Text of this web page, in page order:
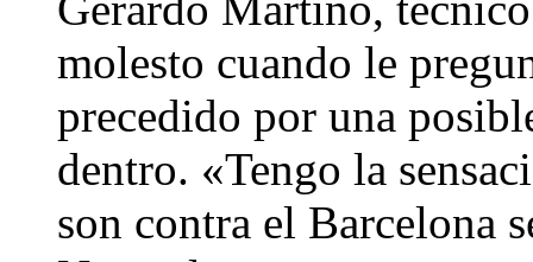
molesto cuando le
precedido por una
dentro. «Tengo la
son contra el Barcelona